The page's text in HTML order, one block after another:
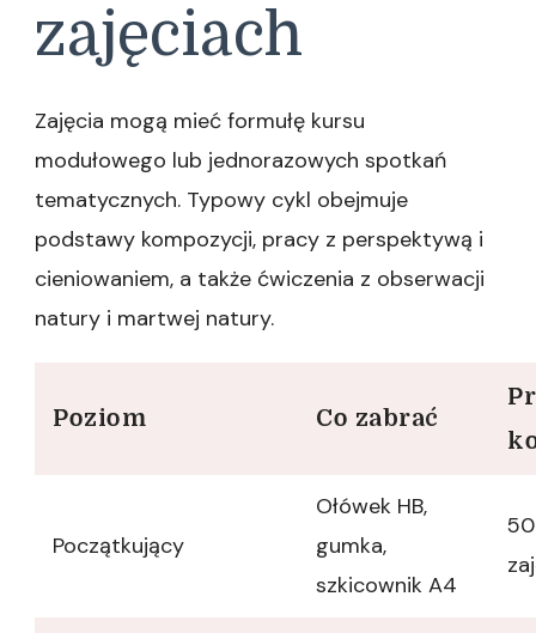
zajęciach
Zajęcia mogą mieć formułę kursu
modułowego lub jednorazowych spotkań
tematycznych. Typowy cykl obejmuje
podstawy kompozycji, pracy z perspektywą i
cieniowaniem, a także ćwiczenia z obserwacji
natury i martwej natury.
Poziom Co zabrać
Początkujący
Ołówek HB,
gumka,
szkicownik A4